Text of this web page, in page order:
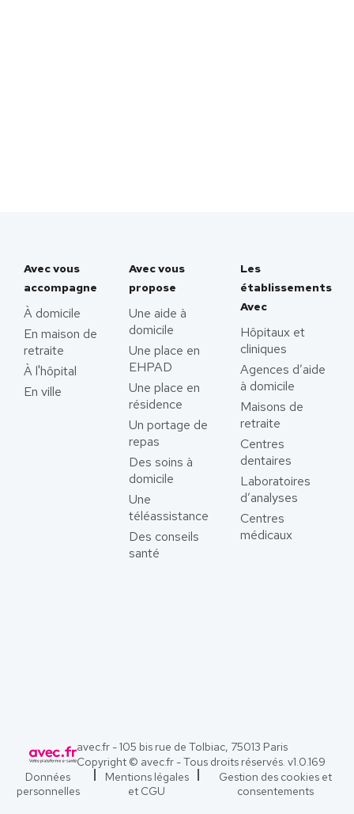
Avec vous
accompagne
À domicile
En maison de
retraite
À l'hôpital
En ville
Avec vous
propose
Une aide à
domicile
Une place en
EHPAD
Une place en
résidence
Un portage de
repas
Des soins à
domicile
Une
téléassistance
Des conseils
santé
Les
établissements
Avec
Hôpitaux et
cliniques
Agences d’aide
à domicile
Maisons de
retraite
Centres
dentaires
Laboratoires
d’analyses
Centres
médicaux
avec.fr - 105 bis rue de Tolbiac, 75013 Paris
Copyright © avec.fr - Tous droits réservés. v1.0.169
Données
personnelles
Mentions légales
et CGU
Gestion des cookies et
consentements